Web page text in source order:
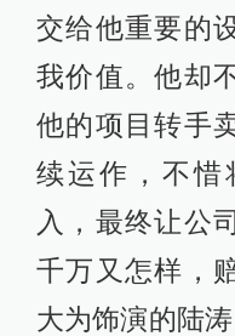
交给他重要的
我价值。他却
他的项目转手
续运作，不惜
入，最终让公
千万又怎样，
大为饰演的陆